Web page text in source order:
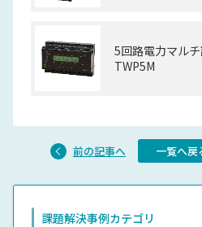
5回路電力マル
TWP5M
前の記事へ 一覧へ戻
課題解決事例カテゴリ